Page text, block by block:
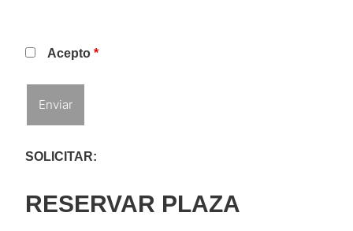
Acepto *
SOLICITAR:
RESERVAR PLAZA